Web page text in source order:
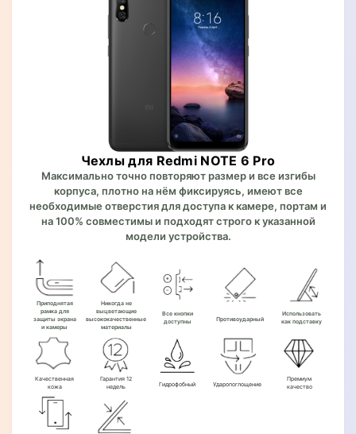
Чехлы для Redmi NOTE 6 Pro
Максимально точно повторяют размер и все изгибы
корпуса, плотно на нём фиксируясь, имеют все
необходимые отверстия для доступа к камере, портам и
на 100% совместимы и подходят строго к указанной
модели устройства.
Приподнятая
рамка для
защиты экрана
и камеры
Никогда не
выцветающие
высококачественные
материалы
Все кнопки
доступны
Противоударный
Использовать
как подставку
Качественная
кожа
Гарантия 12
недель
Гидрофобный Ударопоглощение
Премиум
качество